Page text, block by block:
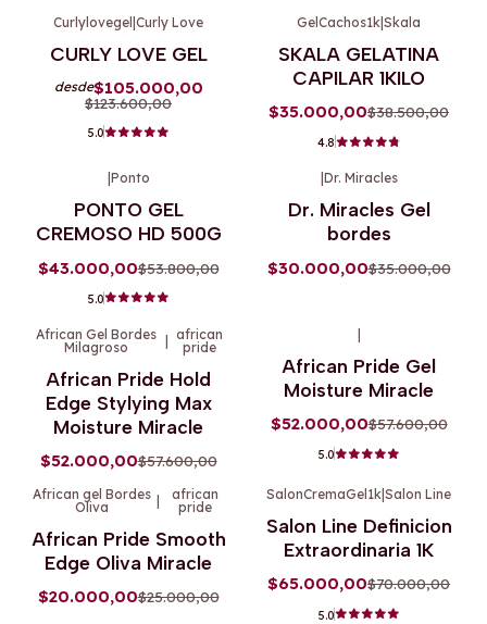
Curlylovegel|Curly Love
CURLY LOVE GEL
desde$105.000,00
$123.600,00
5.0
GelCachos1k|Skala
SKALA GELATINA
CAPILAR 1KILO
$35.000,00$38.500,00
4.8
Ponto
PONTO GEL
CREMOSO HD 500G
$43.000,00$53.800,00
5.0
Agotado
Dr. Miracles
Dr. Miracles Gel
bordes
$30.000,00$35.000,00
-10%OFF
African Gel Bordes
Milagroso
| african
pride
African Pride Hold
Edge Stylying Max
Moisture Miracle
$52.000,00$57.600,00
|
African Pride Gel
Moisture Miracle
$52.000,00$57.600,00
5.0
-20%OFF
Agotado
African gel Bordes
Oliva
african
pride
African Pride Smooth
Edge Oliva Miracle
$20.000,00$25.000,00
SalonCremaGel1k Salon Line
Salon Line Definicion
Extraordinaria 1K
$65.000,00$70.000,00
5.0